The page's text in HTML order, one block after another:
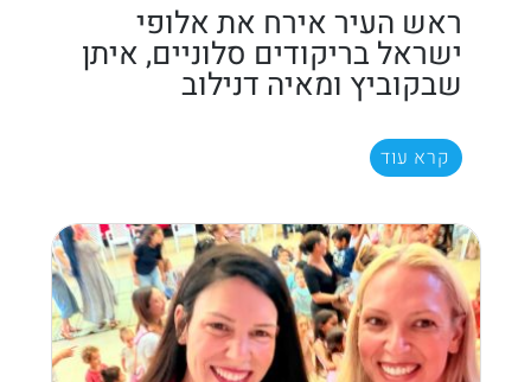
ראש העיר אירח את אלופי
ישראל בריקודים סלוניים, איתן
שבקוביץ ומאיה דנילוב
קרא עוד